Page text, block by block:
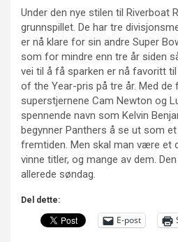
Under den nye stilen til Riverboat
grunnspillet. De har tre
er nå klare for sin andre Super
som for mindre enn tre år siden
vei til å få sparken er nå favoritt
of the Year-pris på tre år. Med de
superstjernene Cam Newton og
spennende navn som Kelvin
begynner Panthers å se ut som
fremtiden. Men skal man være et
vinne titler, og mange av dem.
allerede søndag.
Del dette:
E-post